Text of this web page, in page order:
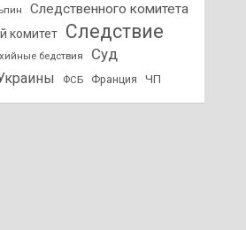
Следственного комитета
комитет Следствие
бедствия Суд
ФСБ Франция ЧП